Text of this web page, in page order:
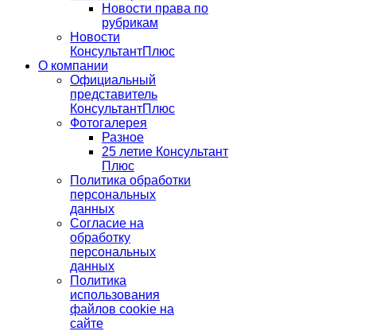
Новости права по
рубрикам
Новости
КонсультантПлюс
О компании
Официальный
представитель
КонсультантПлюс
Фотогалерея
Разное
25 летие Консультант
Плюс
Политика обработки
персональных
данных
Согласие на
обработку
персональных
данных
Политика
использования
файлов cookie на
сайте